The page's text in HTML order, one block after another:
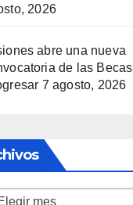
2026
abre una nueva
de las Becas
7 agosto, 2026